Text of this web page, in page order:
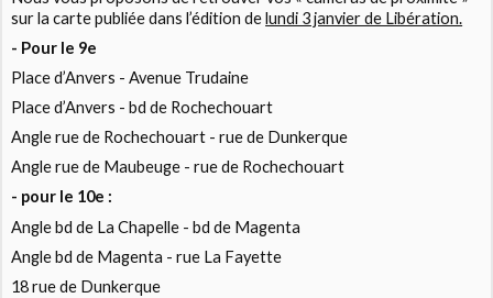
sur la carte publiée dans l’édition delundi 3 janvier de Libération.
- Pour le 9e
Place d’Anvers - Avenue Trudaine
Place d’Anvers - bd de Rochechouart
Angle rue de Rochechouart - rue de Dunkerque
Angle rue de Maubeuge - rue de Rochechouart
- pour le 10e :
Angle bd de La Chapelle - bd de Magenta
Angle bd de Magenta - rue La Fayette
18 rue de Dunkerque